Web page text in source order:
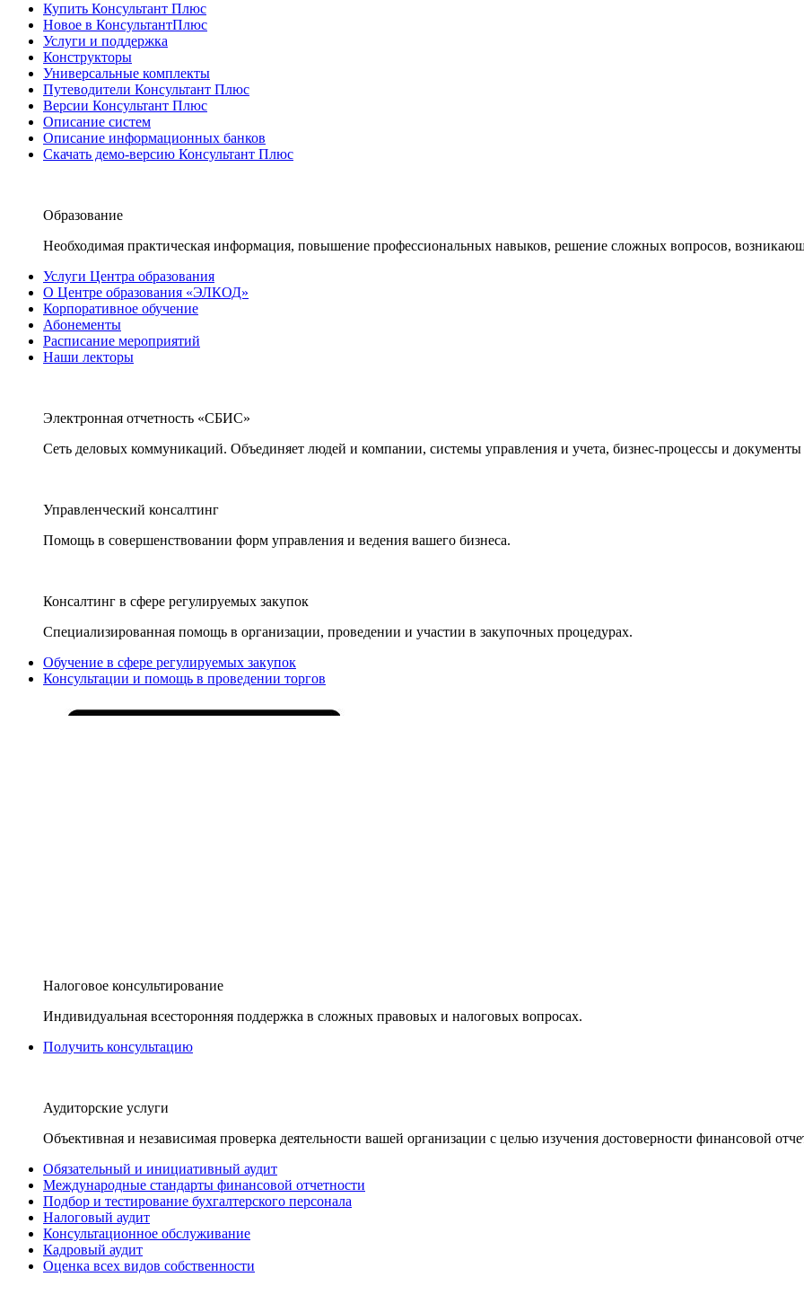
Купить Консультант Плюс
Новое в КонсультантПлюс
Услуги и поддержка
Конструкторы
Универсальные комплекты
Путеводители Консультант Плюс
Версии Консультант Плюс
Описание систем
Описание информационных банков
Скачать демо-версию Консультант Плюс
Образование
Необходимая практическая информация, повышение профессиональных навыков, решение сложных вопросов,
Услуги Центра образования
О Центре образования «ЭЛКОД»
Корпоративное обучение
Абонементы
Расписание мероприятий
Наши лекторы
Электронная отчетность «СБИС»
Сеть деловых коммуникаций. Объединяет людей и компании, системы управления и учета, бизнес-процессы и документы
Управленческий консалтинг
Помощь в совершенствовании форм управления и ведения вашего бизнеса.
Консалтинг в сфере регулируемых закупок
Специализированная помощь в организации, проведении и участии в закупочных процедурах.
Обучение в сфере регулируемых закупок
Консультации и помощь в проведении торгов
Налоговое консультирование
Индивидуальная всесторонняя поддержка в сложных правовых и налоговых вопросах.
Получить консультацию
Аудиторские услуги
Объективная и независимая проверка деятельности вашей организации с целью изучения достоверности финансовой
Обязательный и инициативный аудит
Международные стандарты финансовой отчетности
Подбор и тестирование бухгалтерского персонала
Налоговый аудит
Консультационное обслуживание
Кадровый аудит
Оценка всех видов собственности